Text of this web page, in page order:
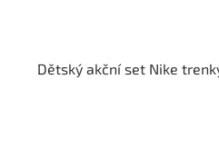
Dětský akční set Nike